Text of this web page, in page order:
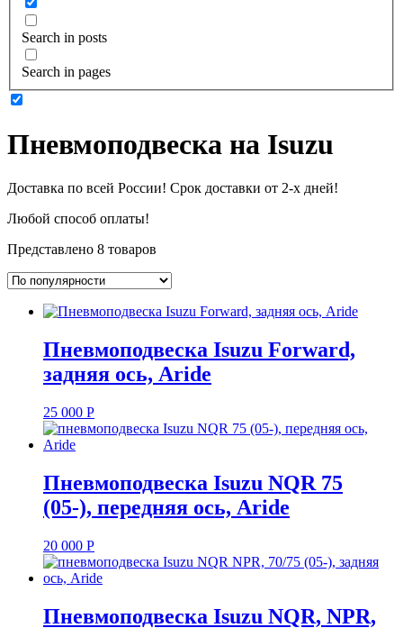
Search in posts
Search in pages
Пневмоподвеска на Isuzu
Доставка по всей России! Срок доставки от 2-х дней!
Любой способ оплаты!
Представлено 8 товаров
Пневмоподвеска Isuzu Forward,
задняя ось, Aride
25 000 Р
Пневмоподвеска Isuzu NQR 75
(05-), передняя ось, Aride
20 000 Р
Пневмоподвеска Isuzu NQR, NPR,